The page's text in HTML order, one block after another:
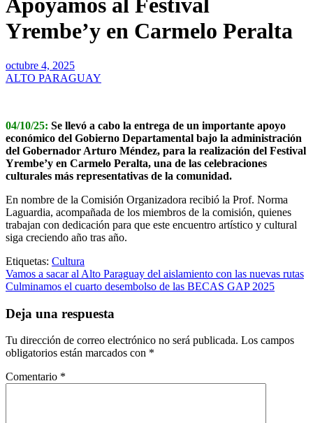
Apoyamos al Festival
Yrembe’y en Carmelo Peralta
octubre 4, 2025
ALTO PARAGUAY
04/10/25: Se llevó a cabo la entrega de un importante apoyo
económico del Gobierno Departamental bajo la administración
del Gobernador Arturo Méndez, para la realización del Festival
Yrembe’y en Carmelo Peralta, una de las celebraciones
culturales más representativas de la comunidad.
En nombre de la Comisión Organizadora recibió la Prof. Norma
Laguardia, acompañada de los miembros de la comisión, quienes
trabajan con dedicación para que este encuentro artístico y cultural
siga creciendo año tras año.
Etiquetas: Cultura
Navegación
de
entradas
Vamos a sacar al Alto Paraguay del aislamiento con las nuevas rutas
Culminamos el cuarto desembolso de las BECAS GAP 2025
Deja una respuesta
Tu dirección de correo electrónico no será publicada. Los campos
obligatorios están marcados con *
Comentario *